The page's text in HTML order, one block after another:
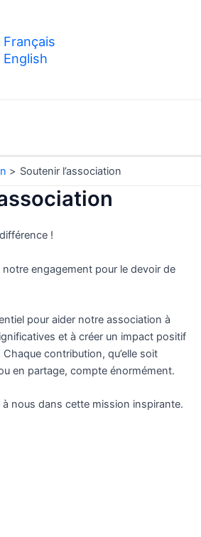
Français
English
Soutenir l’association
!
engagement pour le devoir de
pour aider notre association à
et à créer un impact positif
contribution, qu’elle soit
en partage, compte énormément.
nous dans cette mission inspirante.